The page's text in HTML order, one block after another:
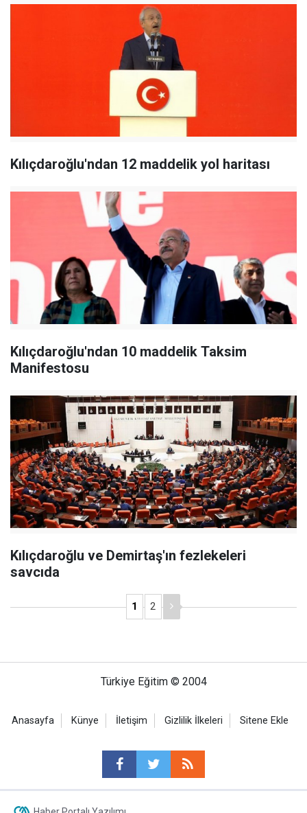
Kılıçdaroğlu'ndan 12 maddelik yol haritası
Kılıçdaroğlu'ndan 10 maddelik Taksim
Manifestosu
Kılıçdaroğlu ve Demirtaş'ın fezlekeleri
savcıda
1 2
Türkiye Eğitim © 2004
Anasayfa Künye İletişim Gizlilik İlkeleri Sitene Ekle